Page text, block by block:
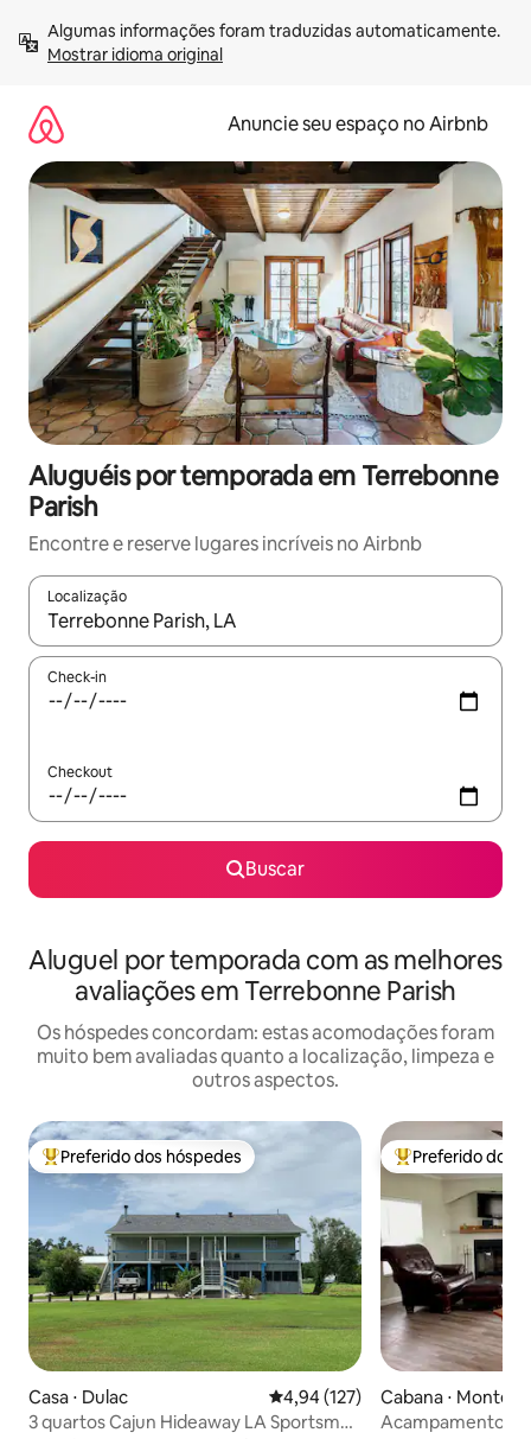
para
Mostrar idioma original
Anuncie seu espaço no Airbnb
Aluguéis por temporada em Terrebonne
Parish
Encontre e reserve lugares incríveis no Airbnb
Localização
Quando os resultados estiverem disponíveis, explore-os
Check-in
Checkout
Buscar
Aluguel por temporada com as melhores
avaliações em Terrebonne Parish
Os hóspedes concordam: estas acomodações foram
muito bem avaliadas quanto a localização, limpeza e
outros aspectos.
Entre os melhores preferidos dos hóspedes
Preferido dos hóspedes
Casa ⋅ Dulac 4,94 de uma avaliação média de
4,94 (127)
3 quartos Cajun Hideaway LA Sportsman
Entre os
Preferido dos
Cabana ⋅
Acampamento